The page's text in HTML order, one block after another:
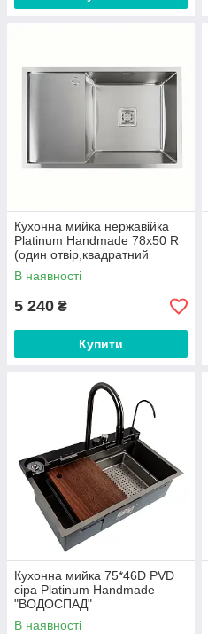
Кухонна мийка нержавійка
Platinum Handmade 78х50 R
(один отвір,квадратний
сифон, 3,0/1,0 мм)
В наявності
5 240 ₴
Купити
Кухонна мийка 75*46D PVD
сіра Platinum Handmade
"ВОДОСПАД"
В наявності